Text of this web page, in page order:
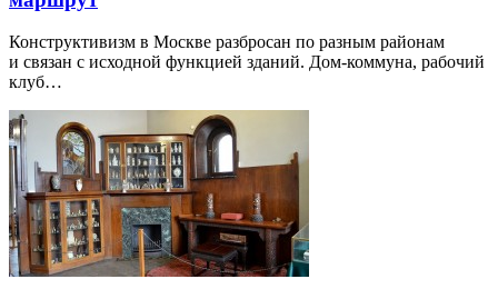
Конструктивизм в Москве разбросан по разным районам
и связан с исходной функцией зданий. Дом-коммуна, рабочий
клуб…